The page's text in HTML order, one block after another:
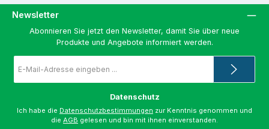
Newsletter
Abonnieren Sie jetzt den Newsletter, damit Sie über neue
Produkte und Angebote informiert werden.
Mail-
*
Datenschutz
Ich habe die Datenschutzbestimmungen zur Kenntnis genommen und
die AGB gelesen und bin mit ihnen einverstanden.